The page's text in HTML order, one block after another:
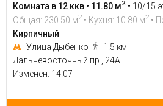
Комната в 12 ккв • 11.80 м2 • 10/15
Общая: 230.50 м2 • Кухня: 10.80 м2 •
Кирпичный
Улица Дыбенко
1.5 км
Дальневосточный пр., 24А
Изменен: 14.07